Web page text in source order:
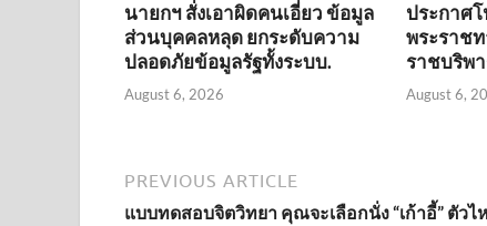
นายกฯ สั่งเอาผิดคนเอี่ยว ข้อมูล
ส่วนบุคคลหลุด ยกระดับความ
ปลอดภัยข้อมูลรัฐทั้งระบบ.
August 6, 2026
ประกาศโ
พระราช
ราชบริพา
August 6,
PREVIOUS ARTICLE
แบบทดสอบจิตวิทยา คุณจะเลือกนั่ง “เก้าอี้” ตัวไ